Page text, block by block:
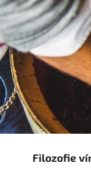
Filozofie